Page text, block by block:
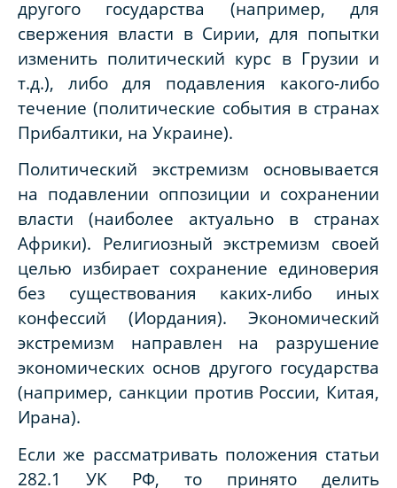
другого государства (например, для
свержения власти в Сирии, для попытки
изменить политический курс в Грузии и
т.д.), либо для подавления какого-либо
течение (политические события в странах
Прибалтики, на Украине).
Политический экстремизм основывается
на подавлении оппозиции и сохранении
власти (наиболее актуально в странах
Африки). Религиозный экстремизм своей
целью избирает сохранение единоверия
без существования каких-либо иных
конфессий (Иордания). Экономический
экстремизм направлен на разрушение
экономических основ другого государства
(например, санкции против России, Китая,
Ирана).
Если же рассматривать положения статьи
282.1 УК РФ, то принято делить